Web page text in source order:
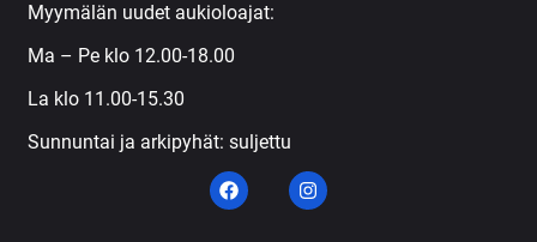
Myymälän uudet aukioloajat:
Ma – Pe klo 12.00-18.00
La klo 11.00-15.30
Sunnuntai ja arkipyhät: suljettu